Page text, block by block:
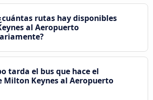
rutas hay disponibles
al Aeropuerto
tarda el bus que hace el
Milton Keynes al Aeropuerto